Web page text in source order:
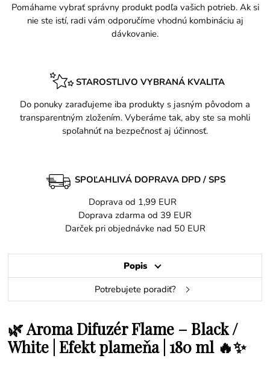
Pomáhame vybrať správny produkt podľa vašich potrieb. Ak si
nie ste istí, radi vám odporučíme vhodnú kombináciu aj
dávkovanie.
STAROSTLIVO VYBRANÁ KVALITA
Do ponuky zaraďujeme iba produkty s jasným pôvodom a
transparentným zložením. Vyberáme tak, aby ste sa mohli
spoľahnúť na bezpečnosť aj účinnosť.
SPOĽAHLIVÁ DOPRAVA DPD / SPS
Doprava od 1,99 EUR
Doprava zdarma od 39 EUR
Darček pri objednávke nad 50 EUR
Popis
Potrebujete poradiť?
🌿 Aroma Difuzér Flame – Black /
White | Efekt plameňa | 180 ml 🔥✨